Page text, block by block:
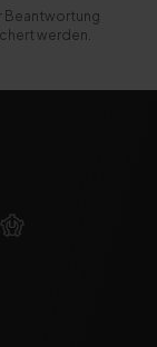
Beantwortung
werden.